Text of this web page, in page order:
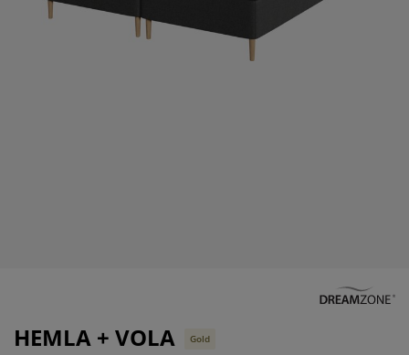
en accessoires
HEMLA + VOLA Gold